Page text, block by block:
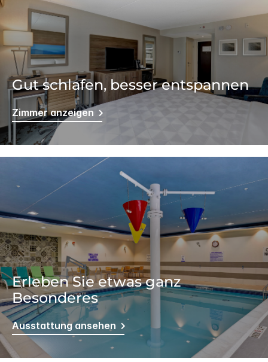
Gut schlafen, besser entspannen
Zimmer anzeigen
Erleben Sie etwas ganz
Besonderes
Ausstattung ansehen